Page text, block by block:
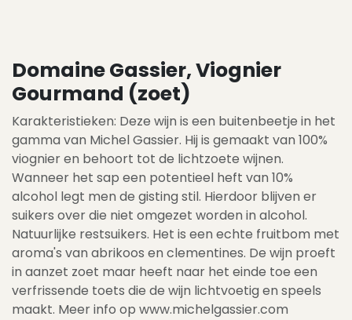
Domaine Gassier, Viognier
Gourmand (zoet)
Karakteristieken: Deze wijn is een buitenbeetje in het
gamma van Michel Gassier. Hij is gemaakt van 100%
viognier en behoort tot de lichtzoete wijnen.
Wanneer het sap een potentieel heft van 10%
alcohol legt men de gisting stil. Hierdoor blijven er
suikers over die niet omgezet worden in alcohol.
Natuurlijke restsuikers. Het is een echte fruitbom met
aroma's van abrikoos en clementines. De wijn proeft
in aanzet zoet maar heeft naar het einde toe een
verfrissende toets die de wijn lichtvoetig en speels
maakt. Meer info op www.michelgassier.com